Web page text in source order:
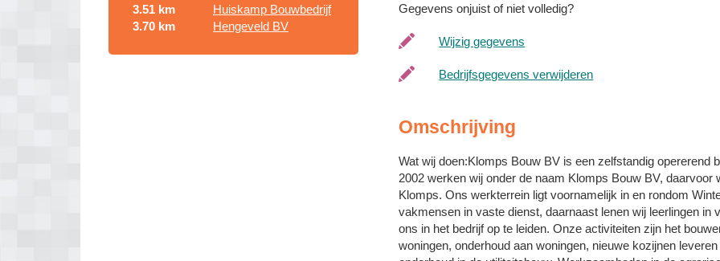
3.51 km
Huiskamp Bouwbedrijf
3.70 km
Hengeveld BV
Gegevens onjuist of niet volledig?
Wijzig gegevens
Bedrijfsgegevens verwijderen
Omschrijving
Wat wij doen:Klomps Bouw BV is een zelfstandig opererend
2002 werken wij onder de naam Klomps Bouw BV,
Klomps. Ons werkterrein ligt voornamelijk in en rondom
vakmensen in vaste dienst, daarnaast lenen wij leerlingen in
ons in het bedrijf op te leiden. Onze activiteiten zijn het
woningen, onderhoud aan woningen, nieuwe kozijnen